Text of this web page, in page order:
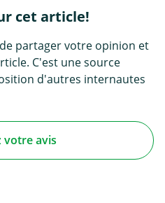
cet article!
partager votre opinion et
C'est une source
d'autres internautes
votre avis